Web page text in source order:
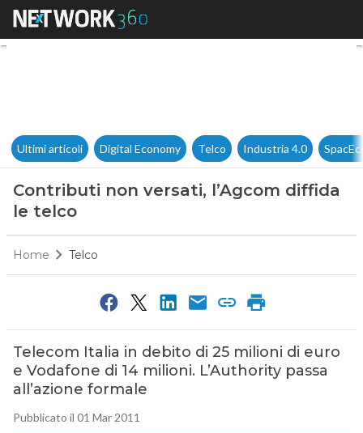
Contributi non versati,
Ultimi articoli Digital Economy Telco Industria 4.0
Contributi non versati, l’Agcom diffida
le telco
Home Telco
Telecom Italia in debito di 25 milioni di euro
e Vodafone di 14 milioni. L’Authority passa
all’azione formale
Pubblicato il 01 Mar 2011